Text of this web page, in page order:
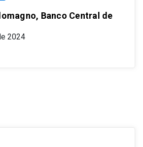
Banco Central de
2024